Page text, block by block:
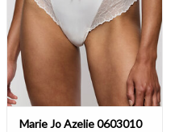
Marie Jo Azelie 0603010